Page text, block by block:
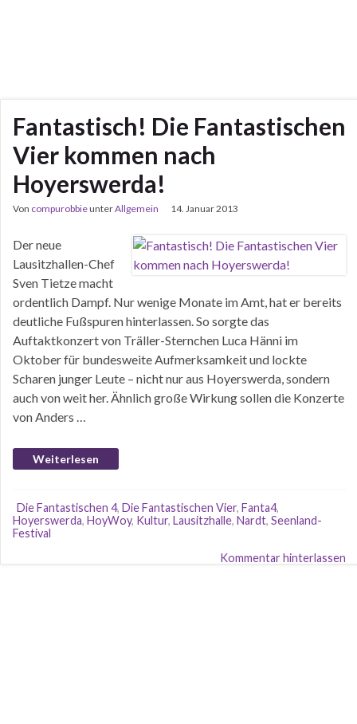
Fantastisch! Die Fantastischen
Vier kommen nach
Hoyerswerda!
Von compurobbieunterAllgemein 14. Januar 2013
Der neue
Lausitzhallen-Chef
Sven Tietze macht
ordentlich Dampf. Nur wenige Monate im Amt, hat er bereits
deutliche Fußspuren hinterlassen. So sorgte das
Auftaktkonzert von Träller-Sternchen Luca Hänni im
Oktober für bundesweite Aufmerksamkeit und lockte
Scharen junger Leute – nicht nur aus Hoyerswerda, sondern
auch von weit her. Ähnlich große Wirkung sollen die Konzerte
von Anders …
Weiterlesen
Die Fantastischen 4, Die Fantastischen Vier, Fanta4,
Hoyerswerda, HoyWoy, Kultur, Lausitzhalle, Nardt, Seenland-
Festival
Kommentar hinterlassen